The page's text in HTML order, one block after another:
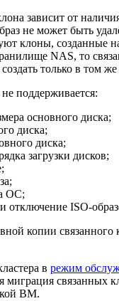
зависит от
не может быть
клоны, созданные
NAS, то
только в том
поддерживается:
основного диска;
диска;
диска;
загрузки дисков;
ОС;
отключение ISO-
копии
в режим
миграция связанных
ВМ.